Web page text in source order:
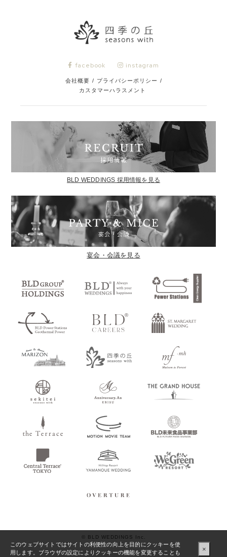
facebook instagram
会社概要 / プライバシーポリシー /
カスタマーハラスメント
BLD WEDDINGS 採用情報を見る
宴会・会議を見る
© BLD WEDDINGS Inc.
このウェブサイトではサイトの利便性の向上を目的にクッキーを使
用します。ブラウザの設定によりクッキーの機能を変更することも
×